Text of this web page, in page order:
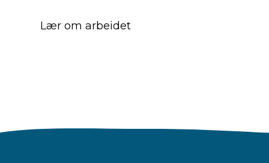
Lær om arbeidet